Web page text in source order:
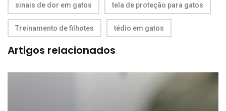
sinais de dor em gatos tela de proteção para gatos
Treinamento de filhotes tédio em gatos
Artigos relacionados